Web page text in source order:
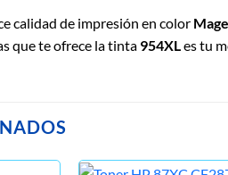
calidad de impresión en color
que te ofrece la tinta 954XL es tu